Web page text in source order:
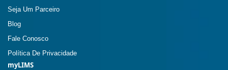
Seja Um Parceiro
Blog
Fale Conosco
Política De Privacidade
myLIMS